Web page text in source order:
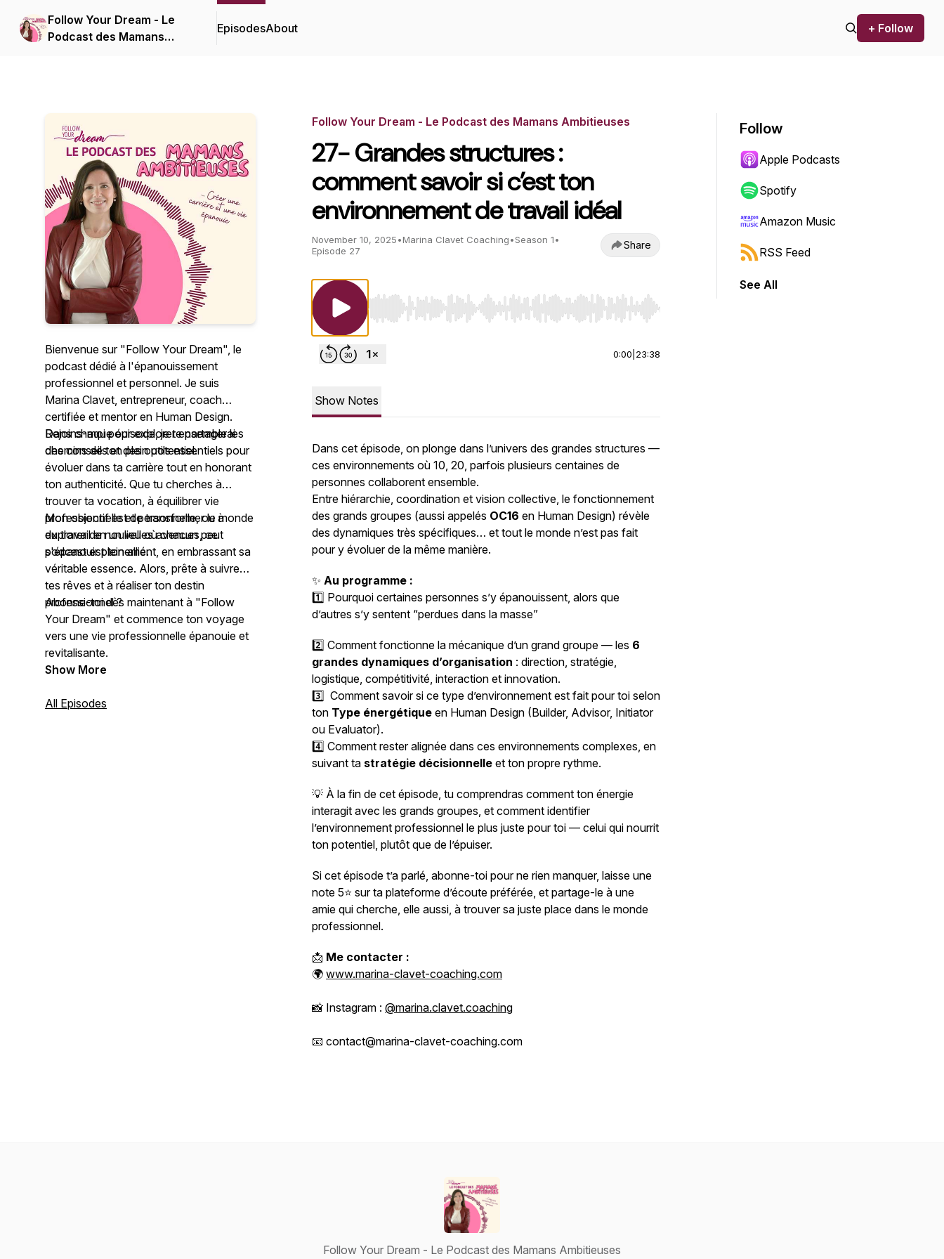
Follow Your Dream - Le
Podcast des Mamans
EpisodesAbout + Follow
Bienvenue sur "Follow Your Dream", le
podcast dédié à l'épanouissement
professionnel et personnel. Je suis
Marina Clavet, entrepreneur, coach
certifiée et mentor en Human Design.
Rejoins-moi pour explorer ensemble les
chemins de ton plein potentiel.
Dans chaque épisode, je te partagerai
des conseils et des outils essentiels pour
évoluer dans ta carrière tout en honorant
ton authenticité. Que tu cherches à
trouver ta vocation, à équilibrer vie
professionnelle et personnelle, ou à
explorer de nouvelles avenues, ce
podcast est ton allié.
Mon objectif est de transformer le monde
du travail en un lieu où chacun peut
s'épanouir pleinement, en embrassant sa
véritable essence. Alors, prête à suivre
tes rêves et à réaliser ton destin
professionnel ?
Abonne-toi dès maintenant à "Follow
Your Dream" et commence ton voyage
vers une vie professionnelle épanouie et
revitalisante.
Show More
All Episodes
Follow Your Dream - Le Podcast des Mamans Ambitieuses
27- Grandes structures :
comment savoir si c’est ton
environnement de travail idéal
November 10, 2025•Marina Clavet Coaching•Season 1•
Episode 27
Share
Use Left/Right to seek, Home/End to jump to start or end. Hold shift to jump forward or backward.
0:00 23:38
Show Notes
Dans cet épisode, on plonge dans l’univers des grandes structures —
ces environnements où 10, 20, parfois plusieurs centaines de
personnes collaborent ensemble.
Entre hiérarchie, coordination et vision collective, le fonctionnement
des grands groupes (aussi appelés OC16 en Human Design) révèle
des dynamiques très spécifiques… et tout le monde n’est pas fait
pour y évoluer de la même manière.
✨ Au programme :
1️⃣ Pourquoi certaines personnes s’y épanouissent, alors que
d’autres s’y sentent “perdues dans la masse”
2️⃣ Comment fonctionne la mécanique d’un grand groupe — les 6
grandes dynamiques d’organisation : direction, stratégie,
logistique, compétitivité, interaction et innovation.
3️⃣ Comment savoir si ce type d’environnement est fait pour toi selon
ton Type énergétique en Human Design (Builder, Advisor, Initiator
ou Evaluator).
4️⃣ Comment rester alignée dans ces environnements complexes, en
suivant ta stratégie décisionnelle et ton propre rythme.
💡 À la fin de cet épisode, tu comprendras comment ton énergie
interagit avec les grands groupes, et comment identifier
l’environnement professionnel le plus juste pour toi — celui qui nourrit
ton potentiel, plutôt que de l’épuiser.
Si cet épisode t’a parlé, abonne-toi pour ne rien manquer, laisse une
note 5⭐️ sur ta plateforme d’écoute préférée, et partage-le à une
amie qui cherche, elle aussi, à trouver sa juste place dans le monde
professionnel.
📩 Me contacter :
🌍 www.marina-clavet-coaching.com
📸 Instagram : @marina.clavet.coaching
📧 contact@marina-clavet-coaching.com
Follow
Apple Podcasts
Spotify
Amazon Music
RSS Feed
See All
Follow Your Dream - Le Podcast des Mamans Ambitieuses